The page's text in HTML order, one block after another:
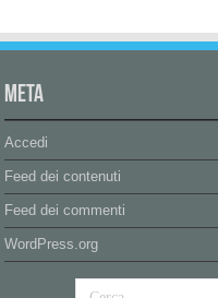
Meta
Accedi
Feed dei contenuti
Feed dei commenti
WordPress.org